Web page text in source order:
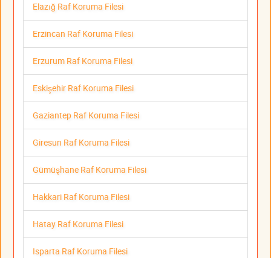
Elazığ Raf Koruma Filesi
Erzincan Raf Koruma Filesi
Erzurum Raf Koruma Filesi
Eskişehir Raf Koruma Filesi
Gaziantep Raf Koruma Filesi
Giresun Raf Koruma Filesi
Gümüşhane Raf Koruma Filesi
Hakkari Raf Koruma Filesi
Hatay Raf Koruma Filesi
Isparta Raf Koruma Filesi